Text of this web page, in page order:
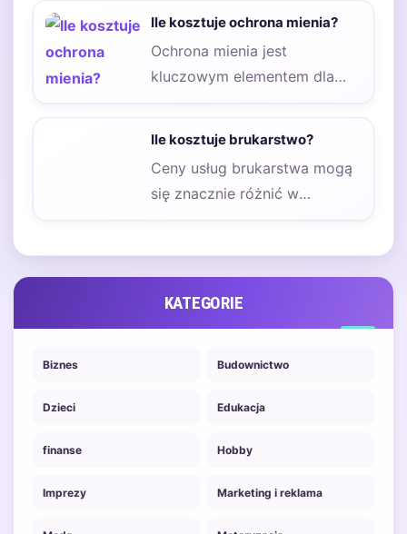
Ile kosztuje ochrona mienia?
Ochrona mienia jest
kluczowym elementem dla
firm, które chcą zapewnić
zasobów i uniknąć…
Ile kosztuje brukarstwo?
Ceny usług brukarstwa mogą
się znacznie różnić w
zależności od regionu, w
KATEGORIE
Biznes Budownictwo
Dzieci Edukacja
finanse Hobby
Imprezy Marketing i reklama